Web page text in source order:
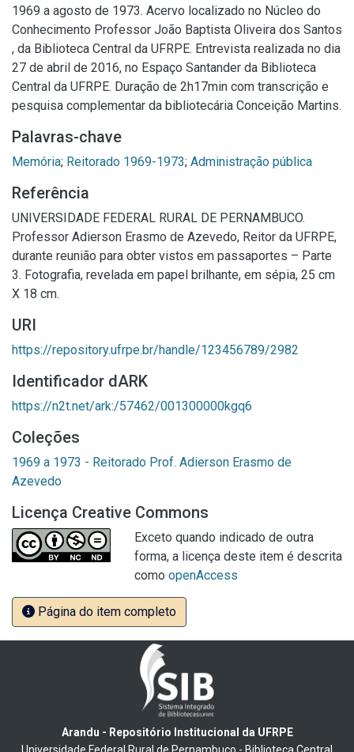
1969 a agosto de 1973. Acervo localizado no Núcleo do
Conhecimento Professor João Baptista Oliveira dos Santos
, da Biblioteca Central da UFRPE. Entrevista realizada no dia
27 de abril de 2016, no Espaço Santander da Biblioteca
Central da UFRPE. Duração de 2h17min com transcrição e
pesquisa complementar da bibliotecária Conceição Martins.
Palavras-chave
Memória; Reitorado 1969-1973; Administração pública
Referência
UNIVERSIDADE FEDERAL RURAL DE PERNAMBUCO.
Professor Adierson Erasmo de Azevedo, Reitor da UFRPE,
durante reunião para obter vistos em passaportes – Parte
3. Fotografia, revelada em papel brilhante, em sépia, 25 cm
X 18 cm.
URI
https://repository.ufrpe.br/handle/123456789/2982
Identificador dARK
https://n2t.net/ark:/57462/001300000kgq6
Coleções
1969 a 1973 - Reitorado Prof. Adierson Erasmo de
Azevedo
Licença Creative Commons
Exceto quando indicado de outra
forma, a licença deste item é descrita
como openAccess
Página do item completo
Arandu - Repositório Institucional da UFRPE